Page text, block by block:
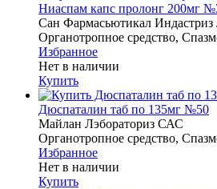
Ниаспам капс пролонг 200мг
Сан Фармасьютикал Индастриз
Органотропное средство,
Избранное
Нет в наличии
Купить
Дюспаталин таб по 135мг №50
Майлан Лэбораториз САС
Органотропное средство,
Избранное
Нет в наличии
Купить